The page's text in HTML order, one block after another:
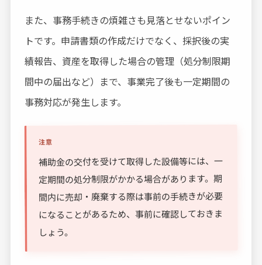
また、事務手続きの煩雑さも見落とせないポイン
トです。申請書類の作成だけでなく、採択後の実
績報告、資産を取得した場合の管理（処分制限期
間中の届出など）まで、事業完了後も一定期間の
事務対応が発生します。
注意
補助金の交付を受けて取得した設備等には、一
定期間の処分制限がかかる場合があります。期
間内に売却・廃棄する際は事前の手続きが必要
になることがあるため、事前に確認しておきま
しょう。